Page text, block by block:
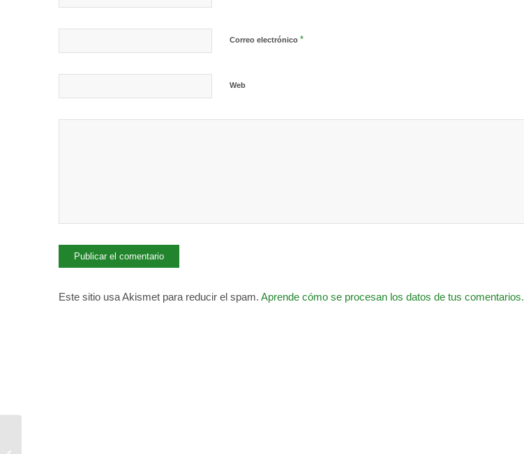
Correo electrónico *
Web
Este sitio usa Akismet para reducir el spam. Aprende cómo se procesan los datos de tus comentarios.